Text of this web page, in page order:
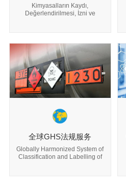
Kimyasalların Kaydı,
Değerlendirilmesi, İzni ve
全球GHS法规服务
Globally Harmonized System of
Classification and Labelling of